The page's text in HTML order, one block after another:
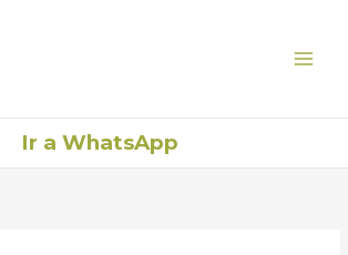
Ir a WhatsApp